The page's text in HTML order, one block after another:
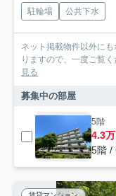
駐輪場 公共下水
ネット掲載物件以外に
りますので、一度ご覧
見る
募集中の部屋
5階
4.3万
5階 /